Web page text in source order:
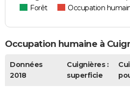
Forêt
Occupation
Occupation humaine à
Données
2018
Cuignières :
superficie